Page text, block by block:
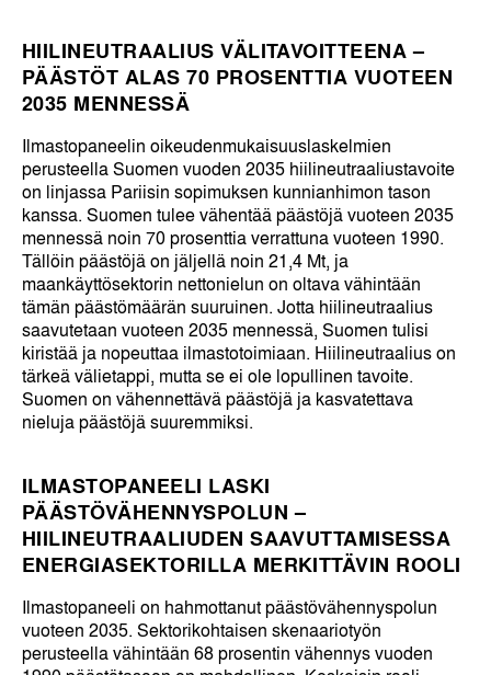
HIILINEUTRAALIUS VÄLITAVOITTEENA –
PÄÄSTÖT ALAS 70 PROSENTTIA VUOTEEN
2035 MENNESSÄ
Ilmastopaneelin oikeudenmukaisuuslaskelmien
perusteella Suomen vuoden 2035 hiilineutraaliustavoite
on linjassa Pariisin sopimuksen kunnianhimon tason
kanssa. Suomen tulee vähentää päästöjä vuoteen 2035
mennessä noin 70 prosenttia verrattuna vuoteen 1990.
Tällöin päästöjä on jäljellä noin 21,4 Mt, ja
maankäyttösektorin nettonielun on oltava vähintään
tämän päästömäärän suuruinen. Jotta hiilineutraalius
saavutetaan vuoteen 2035 mennessä, Suomen tulisi
kiristää ja nopeuttaa ilmastotoimiaan. Hiilineutraalius on
tärkeä välietappi, mutta se ei ole lopullinen tavoite.
Suomen on vähennettävä päästöjä ja kasvatettava
nieluja päästöjä suuremmiksi.
ILMASTOPANEELI LASKI
PÄÄSTÖVÄHENNYSPOLUN –
HIILINEUTRAALIUDEN SAAVUTTAMISESSA
ENERGIASEKTORILLA MERKITTÄVIN ROOLI
Ilmastopaneeli on hahmottanut päästövähennyspolun
vuoteen 2035. Sektorikohtaisen skenaariotyön
perusteella vähintään 68 prosentin vähennys vuoden